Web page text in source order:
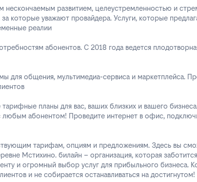
нескончаемым развитием, целеустремленностью и
которые уважают провайдера. Услуги, которые
реалии
абонентов. С 2018 года ведется
для общения, мультимедиа-сервиса и маркетплейса.
планы для вас, ваших близких и вашего
абонентом! Проведите интернет в офис,
тарифам, опциям и предложениям. Здесь вы
Мстихино. билайн – организация, которая
и огромный выбор услуг для прибыльного бизнеса.
и не собирается останавливаться на достигнутом!